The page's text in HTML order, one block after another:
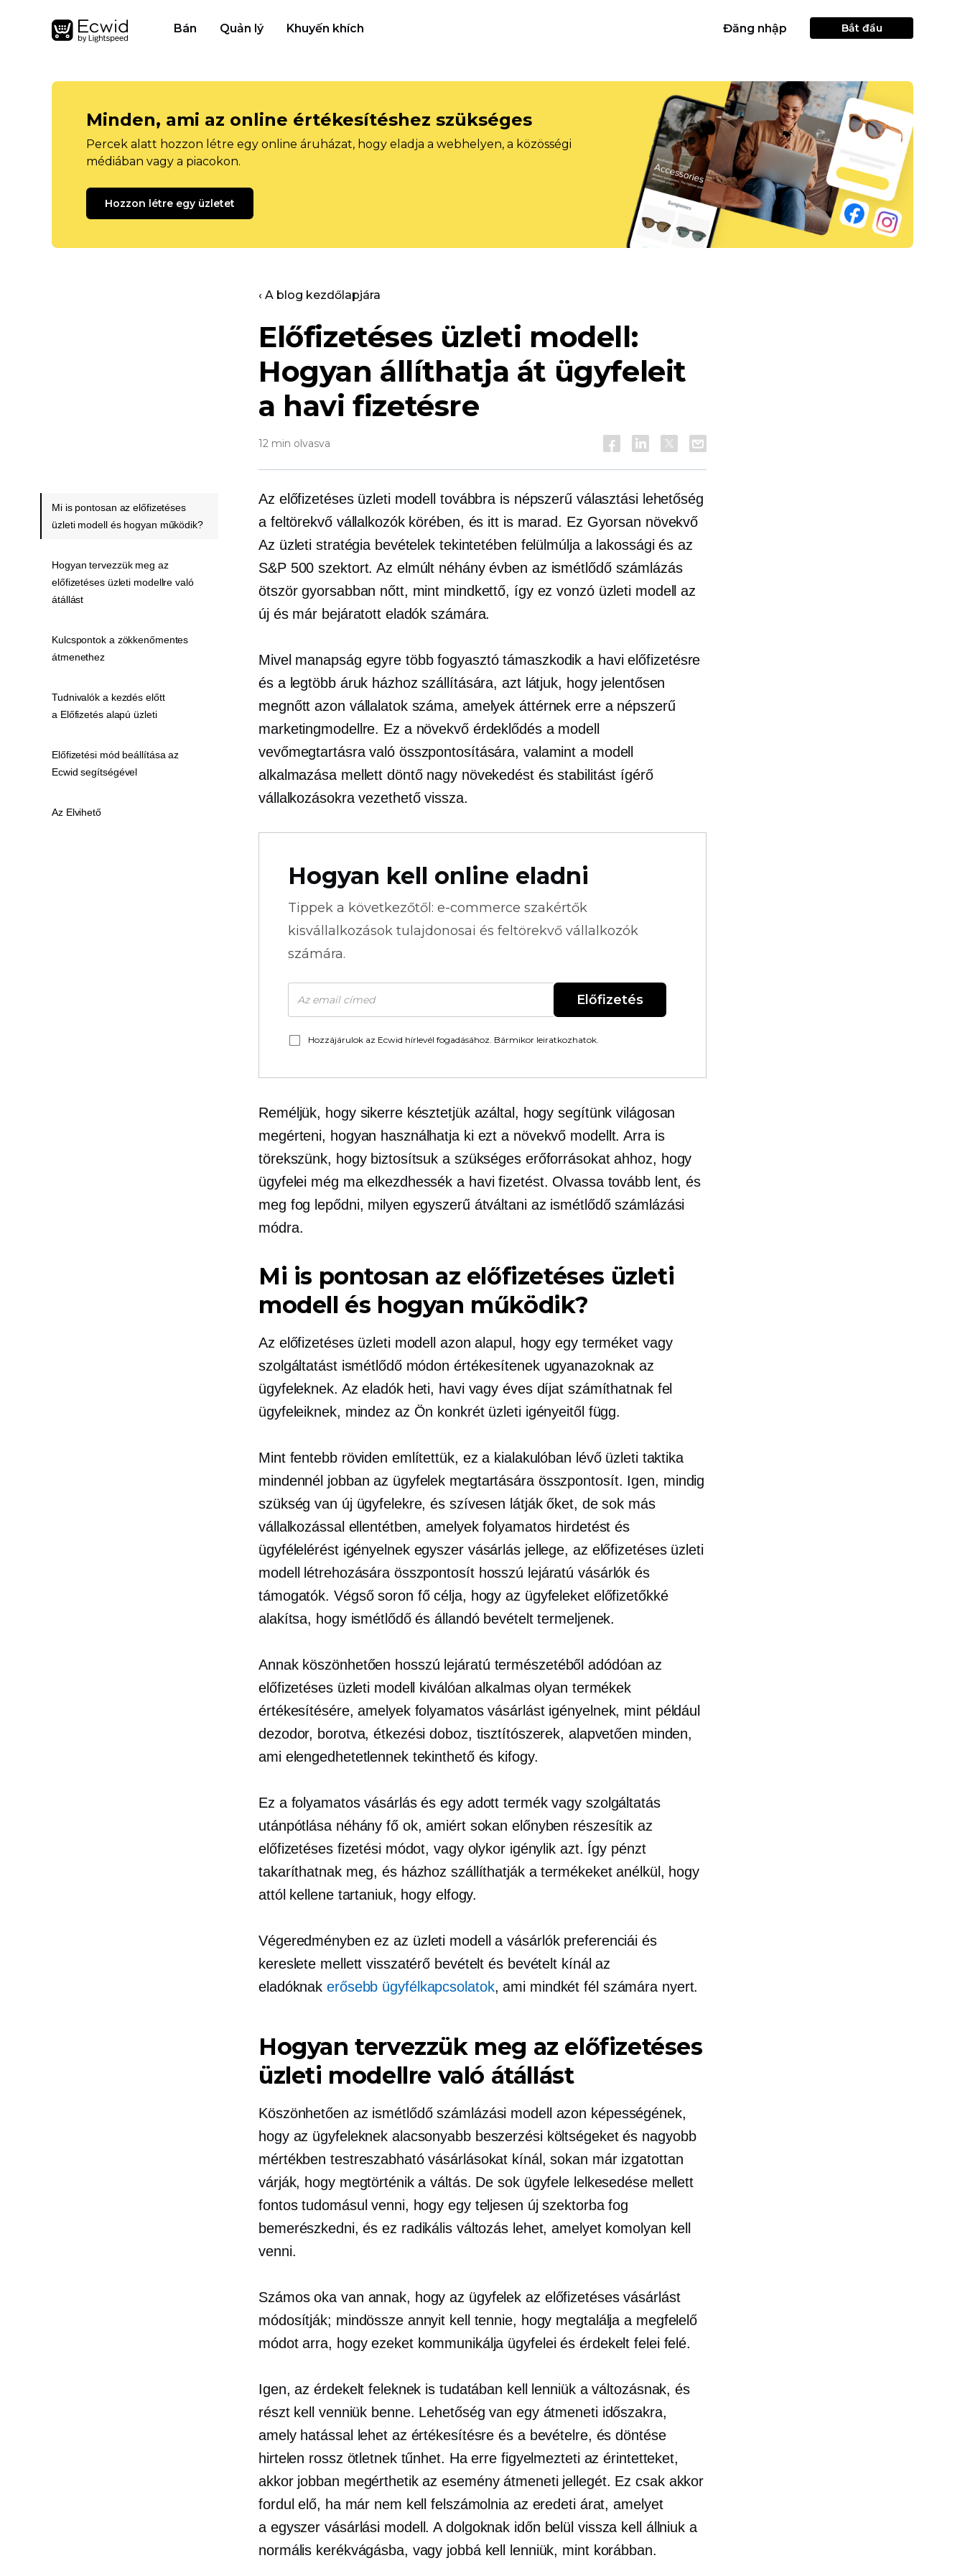
Bán Quản lý Khuyến khích Đăng nhập Bắt đầu
Minden, ami az online értékesítéshez szükséges
Percek alatt hozzon létre egy online áruházat, hogy eladja a webhelyen, a közösségi
médiában vagy a piacokon.
Hozzon létre egy üzletet
‹ A blog kezdőlapjára
Előfizetéses üzleti modell:
Hogyan állíthatja át ügyfeleit
a havi fizetésre
12 min olvasva
Az előfizetéses üzleti modell továbbra is népszerű választási lehetőség
a feltörekvő vállalkozók körében, és itt is marad. Ez Gyorsan növekvő
Az üzleti stratégia bevételek tekintetében felülmúlja a lakossági és az
S&P 500 szektort. Az elmúlt néhány évben az ismétlődő számlázás
ötször gyorsabban nőtt, mint mindkettő, így ez vonzó üzleti modell az
új és már bejáratott eladók számára.
Mivel manapság egyre több fogyasztó támaszkodik a havi előfizetésre
és a legtöbb áruk házhoz szállítására, azt látjuk, hogy jelentősen
megnőtt azon vállalatok száma, amelyek áttérnek erre a népszerű
marketingmodellre. Ez a növekvő érdeklődés a modell
vevőmegtartásra való összpontosítására, valamint a modell
alkalmazása mellett döntő nagy növekedést és stabilitást ígérő
vállalkozásokra vezethető vissza.
Hogyan kell online eladni
Tippek a következőtől: e-commerce szakértők
kisvállalkozások tulajdonosai és feltörekvő vállalkozók
számára.
Előfizetés
Hozzájárulok az Ecwid hírlevél fogadásához. Bármikor leiratkozhatok.
Reméljük, hogy sikerre késztetjük azáltal, hogy segítünk világosan
megérteni, hogyan használhatja ki ezt a növekvő modellt. Arra is
törekszünk, hogy biztosítsuk a szükséges erőforrásokat ahhoz, hogy
ügyfelei még ma elkezdhessék a havi fizetést. Olvassa tovább lent, és
meg fog lepődni, milyen egyszerű átváltani az ismétlődő számlázási
módra.
Mi is pontosan az előfizetéses üzleti
modell és hogyan működik?
Az előfizetéses üzleti modell azon alapul, hogy egy terméket vagy
szolgáltatást ismétlődő módon értékesítenek ugyanazoknak az
ügyfeleknek. Az eladók heti, havi vagy éves díjat számíthatnak fel
ügyfeleiknek, mindez az Ön konkrét üzleti igényeitől függ.
Mint fentebb röviden említettük, ez a kialakulóban lévő üzleti taktika
mindennél jobban az ügyfelek megtartására összpontosít. Igen, mindig
szükség van új ügyfelekre, és szívesen látják őket, de sok más
vállalkozással ellentétben, amelyek folyamatos hirdetést és
ügyfélelérést igényelnek egyszervásárlás jellege, az előfizetéses üzleti
modell létrehozására összpontosít hosszú lejáratú vásárlók és
támogatók. Végső soron fő célja, hogy az ügyfeleket előfizetőkké
alakítsa, hogy ismétlődő és állandó bevételt termeljenek.
Annak köszönhetően hosszú lejáratú természetéből adódóan az
előfizetéses üzleti modell kiválóan alkalmas olyan termékek
értékesítésére, amelyek folyamatos vásárlást igényelnek, mint például
dezodor, borotva, étkezési doboz, tisztítószerek, alapvetően minden,
ami elengedhetetlennek tekinthető és kifogy.
Ez a folyamatos vásárlás és egy adott termék vagy szolgáltatás
utánpótlása néhány fő ok, amiért sokan előnyben részesítik az
előfizetéses fizetési módot, vagy olykor igénylik azt. Így pénzt
takaríthatnak meg, és házhoz szállíthatják a termékeket anélkül, hogy
attól kellene tartaniuk, hogy elfogy.
Végeredményben ez az üzleti modell a vásárlók preferenciái és
kereslete mellett visszatérő bevételt és bevételt kínál az
eladóknakerősebb ügyfélkapcsolatok, ami mindkét fél számára nyert.
Hogyan tervezzük meg az előfizetéses
üzleti modellre való átállást
Köszönhetően az ismétlődő számlázási modell azon képességének,
hogy az ügyfeleknek alacsonyabb beszerzési költségeket és nagyobb
mértékben testreszabható vásárlásokat kínál, sokan már izgatottan
várják, hogy megtörténik a váltás. De sok ügyfele lelkesedése mellett
fontos tudomásul venni, hogy egy teljesen új szektorba fog
bemerészkedni, és ez radikális változás lehet, amelyet komolyan kell
venni.
Számos oka van annak, hogy az ügyfelek az előfizetéses vásárlást
módosítják; mindössze annyit kell tennie, hogy megtalálja a megfelelő
módot arra, hogy ezeket kommunikálja ügyfelei és érdekelt felei felé.
Igen, az érdekelt feleknek is tudatában kell lenniük a változásnak, és
részt kell venniük benne. Lehetőség van egy átmeneti időszakra,
amely hatással lehet az értékesítésre és a bevételre, és döntése
hirtelen rossz ötletnek tűnhet. Ha erre figyelmezteti az érintetteket,
akkor jobban megérthetik az esemény átmeneti jellegét. Ez csak akkor
fordul elő, ha már nem kell felszámolnia az eredeti árat, amelyet
a egyszer vásárlási modell. A dolgoknak időn belül vissza kell állniuk a
normális kerékvágásba, vagy jobbá kell lenniük, mint korábban.
Mi is pontosan az előfizetéses
üzleti modell és hogyan működik?
Hogyan tervezzük meg az
előfizetéses üzleti modellre való
átállást
Kulcspontok a zökkenőmentes
átmenethez
Tudnivalók a kezdés előtt
a Előfizetés alapú üzleti
Előfizetési mód beállítása az
Ecwid segítségével
Az Elvihető